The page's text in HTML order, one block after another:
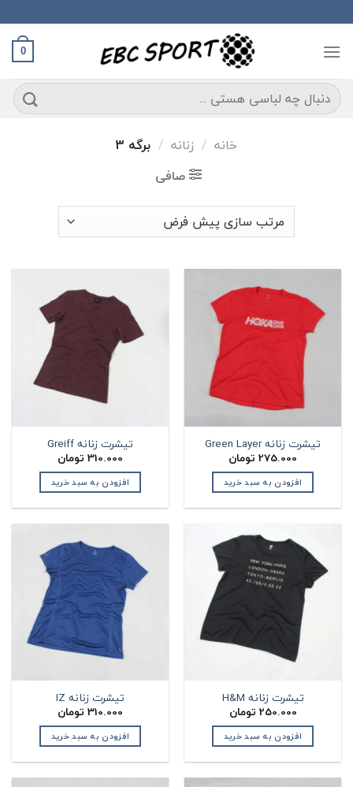
to
content
0
جستجو
برای:
خانه / زنانه / برگه 3
صافی
تیشرت زنانه Green Layer
275.000 تومان
افزودن به سبد خرید
تیشرت زنانه Greiff
310.000 تومان
افزودن به سبد خرید
تیشرت زنانه H&M
250.000 تومان
افزودن به سبد خرید
تیشرت زنانه IZ
310.000 تومان
افزودن به سبد خرید